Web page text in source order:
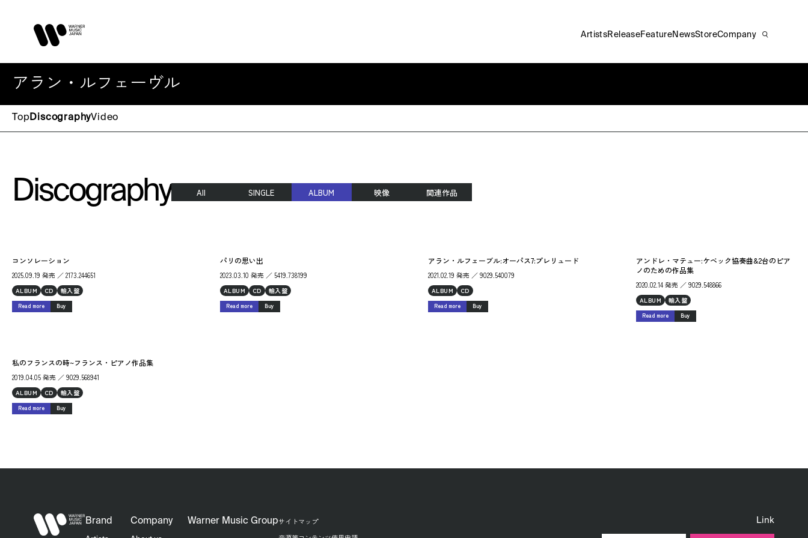
アラン・ルフェーヴル
Top DiscographyVideo
Discography All SINGLE ALBUM 映像 関連作品
コンソレーション
2025.09.19 発売 ／ 2173.244651
ALBUM CD 輸入盤
Read more Buy
パリの思い出
2023.03.10 発売 ／ 5419.738199
ALBUM CD 輸入盤
Read more Buy
アラン・ルフェーブル:オーパス7:プレリュード
2021.02.19 発売 ／ 9029.540079
ALBUM CD
Read more Buy
アンドレ・マテュー:ケベック協奏曲&2台のピア
ノのための作品集
2020.02.14 発売 ／ 9029.548866
ALBUM 輸入盤
Read more Buy
私のフランスの時~フランス・ピアノ作品集
2019.04.05 発売 ／ 9029.568941
ALBUM CD 輸入盤
Read more Buy
ArtistsReleaseFeature NewsStoreCompany
Brand Company Warner Music Groupサイトマップ
Link